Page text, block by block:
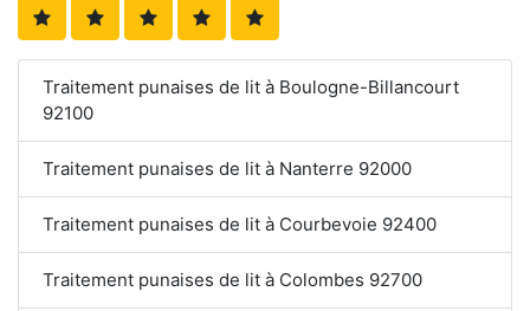
Traitement punaises de lit à Boulogne-Billancourt
92100
Traitement punaises de lit à Nanterre 92000
Traitement punaises de lit à Courbevoie 92400
Traitement punaises de lit à Colombes 92700